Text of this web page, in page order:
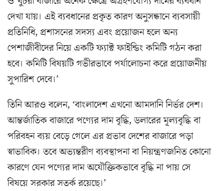
দেখা যায়। এই ব্যবধানের প্রকৃত কারণ অনুসন্ধানে ব্যবসায়ী
প্রতিনিধি, প্রশাসনের সদস্য এবং প্রয়োজন হলে অন্য
পেশাজীবীদের নিয়ে একটি ফ্যাক্ট ফাইন্ডিং কমিটি গঠন করা
হবে। কমিটি বিষয়টি গভীরভাবে পর্যালোচনা করে প্রয়োজনীয়
সুপারিশ দেবে।’
তিনি আরও বলেন, ‘বাংলাদেশ এখনো আমদানি নির্ভর দেশ।
আন্তর্জাতিক বাজারে পণ্যের দাম বৃদ্ধি, ডলারের মূল্যবৃদ্ধি বা
পরিবহন ব্যয় বেড়ে গেলে এর প্রভাব দেশের বাজারে পড়া
স্বাভাবিক। তবে অভ্যন্তরীণ ব্যবস্থাপনা বা নিয়ন্ত্রণজনিত কোনো
কারণে যেন পণ্যের দাম অযৌক্তিকভাবে বৃদ্ধি না পায় সে
বিষয়ে সরকার সতর্ক রয়েছে।’